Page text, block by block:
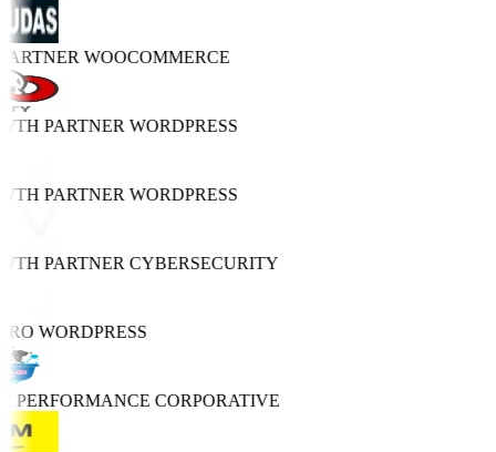
WOOCOMMERCE
PARTNERWORDPRESS
PARTNERWORDPRESS
PARTNERCYBERSECURITY
WORDPRESS
PERFORMANCECORPORATIVE